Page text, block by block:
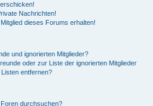
Nachrichten!
dieses Forums erhalten!
und ignorierten Mitglieder?
oder zur Liste der ignorierten Mitglieder
entfernen?
durchsuchen?